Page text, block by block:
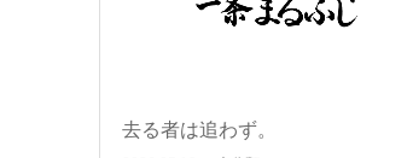
去る者は追わず。